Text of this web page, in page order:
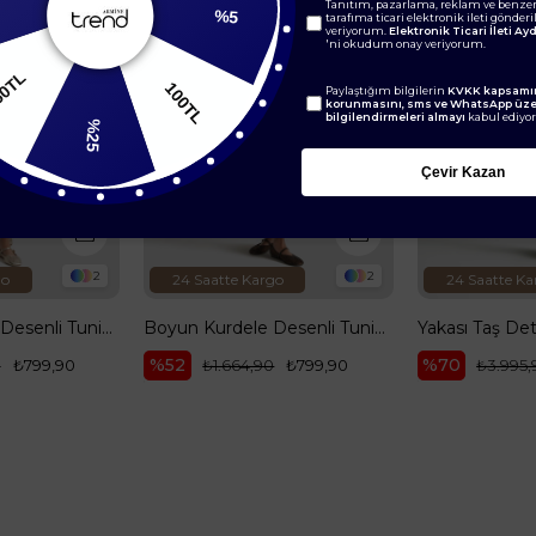
2
Boyun Kurdele Desenli Tunik-Mint 25YT303
₺799,90
2
24 Saatte Kargo
Boyun Kurdele Desenli Tunik-Yağ Yeşili 25YT303
%52
₺799,90
₺1.664,90
24 Saatte
%70
100TL
150TL
Tanıtım, pazarlama, reklam ve
tarafıma ticari elektronik ileti
veriyorum. Elektronik Ticari İleti
'ni okudum onay veriyorum.
Paylaştığım bilgilerin KVKK
korunmasını, sms ve WhatsApp
bilgilendirmeleri almayı kabul
Çevir Kazan